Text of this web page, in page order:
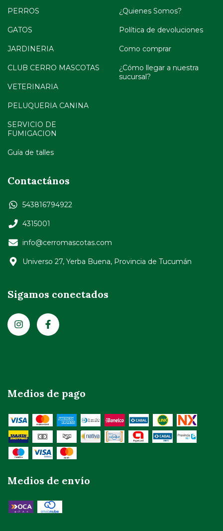
PERROS
GATOS
JARDINERIA
CLUB CERRO MASCOTAS
VETERINARIA
PELUQUERIA CANINA
SERVICIO DE
FUMIGACION
Guía de talles
¿Quienes Somos?
Política de devoluciones
Como comprar
¿Cómo llegar a nuestra
sucursal?
Contactános
543816794922
4315001
info@cerromascotas.com
Universo 27, Yerba Buena, Provincia de Tucumán
Sigamos conectados
Medios de pago
Medios de envío